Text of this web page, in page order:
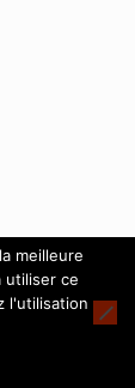
meilleure
utiliser ce
l'utilisation